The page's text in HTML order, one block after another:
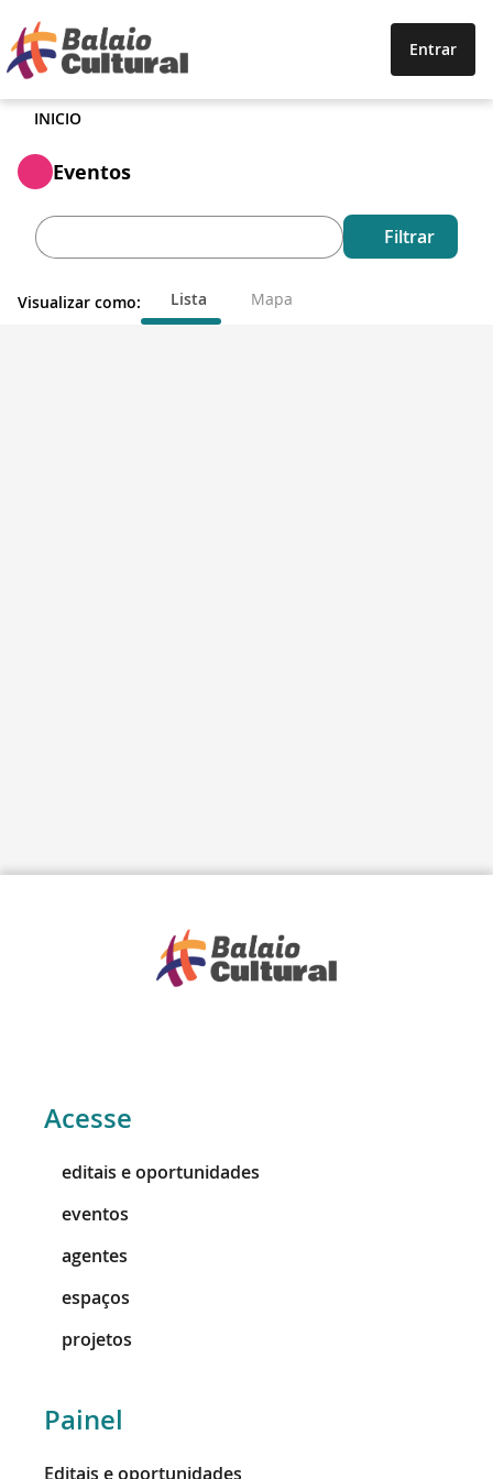
Entrar
INICIO
Eventos
Visualizar como: Lista Mapa
Filtrar
Acesse
editais e oportunidades
eventos
agentes
espaços
projetos
Painel
Editais e oportunidades